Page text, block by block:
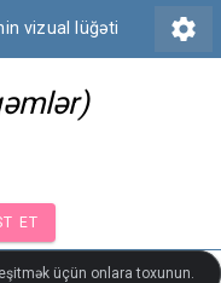
vizual lüğəti settings
TEST ET
üçün onlara toxunun.